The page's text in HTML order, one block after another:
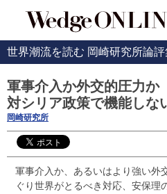
世界潮流を読む 岡崎研究所論評
軍事介入か外交的圧力か
対シリア政策で機能しな
岡崎研究所
軍事介入か、あるいはより強い
ぐり世界がとるべき対応、安保理